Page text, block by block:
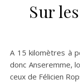
Sur
A 15 kilomètres à peine de nos chambres d’hôtes, visitez
donc Anseremme,
ceux de Félicien